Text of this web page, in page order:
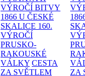
VÝROČÍ BITVY
1866 U ČESKÉ
SKALICE 160.
VÝROČÍ
PRUSKO-
RAKOUSKÉ
VÁLKY CESTA
ZA SVĚTLEM
ZA